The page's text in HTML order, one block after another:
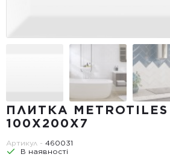
ПЛИТКА
100X200X7
Артикул - 460031
В наявності